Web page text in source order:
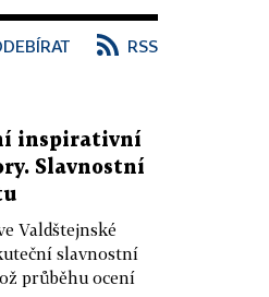
RSS
inspirativní
Slavnostní
Valdštejnské
slavnostní
průběhu ocení